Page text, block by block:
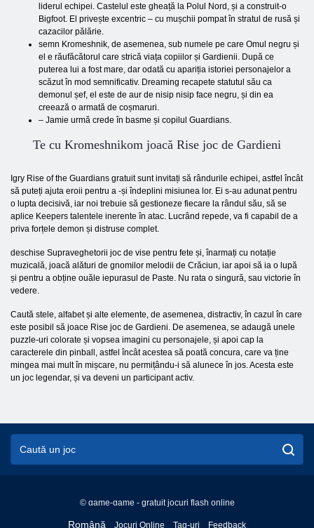
liderul echipei. Castelul este gheață la Polul Nord, și a construit-o
Bigfoot. El privește excentric – cu mușchii pompat în stratul de rusă și
cazacilor pălărie.
semn Kromeshnik, de asemenea, sub numele pe care Omul negru și
el e răufăcătorul care strică viața copiilor și Gardienii. După ce
puterea lui a fost mare, dar odată cu apariția istoriei personajelor a
scăzut în mod semnificativ. Dreaming recapete statutul său ca
demonul șef, el este de aur de nisip nisip face negru, și din ea
creează o armată de coșmaruri.
– Jamie urmă crede în basme și copilul Guardians.
Te cu Kromeshnikom joacă Rise joc de Gardieni
Igry Rise of the Guardians gratuit sunt invitați să rândurile echipei, astfel încât
să puteți ajuta eroii pentru a -și îndeplini misiunea lor. Ei s-au adunat pentru
o lupta decisivă, iar noi trebuie să gestioneze fiecare la rândul său, să se
aplice Keepers talentele inerente în atac. Lucrând repede, va fi capabil de a
priva forțele demon și distruse complet.
deschise Supraveghetorii joc de vise pentru fete și, înarmați cu notație
muzicală, joacă alături de gnomilor melodii de Crăciun, iar apoi să ia o lupă
și pentru a obține ouăle iepurasul de Paste. Nu rata o singură, sau victorie în
vedere.
Caută stele, alfabet și alte elemente, de asemenea, distractiv, în cazul în care
este posibil să joace Rise joc de Gardieni. De asemenea, se adaugă unele
puzzle-uri colorate și vopsea imagini cu personajele, și apoi cap la
caracterele din pinball, astfel încât acestea să poată concura, care va ține
mingea mai mult în mișcare, nu permițându-i să alunece în jos. Acesta este
un joc legendar, și va deveni un participant activ.
© game-game - gratuit jocuri flash online
Română
English
Jocuri Online Tag-uri Feedback